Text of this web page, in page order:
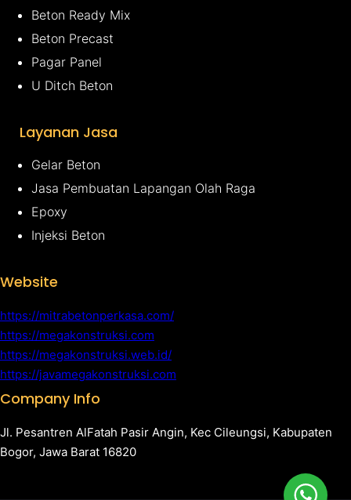
Beton Ready Mix
Beton Precast
Pagar Panel
U Ditch Beton
Layanan Jasa
Gelar Beton
Jasa Pembuatan Lapangan Olah Raga
Epoxy
Injeksi Beton
Website
https://mitrabetonperkasa.com/
https://megakonstruksi.com
https://megakonstruksi.web.id/
https://javamegakonstruksi.com
Company Info
Jl. Pesantren AlFatah Pasir Angin, Kec Cileungsi, Kabupaten
Bogor, Jawa Barat 16820